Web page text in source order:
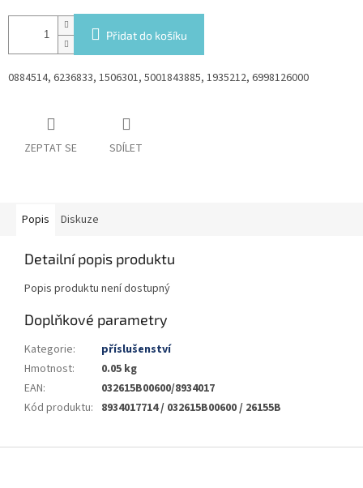
Přidat do košíku
0884514, 6236833, 1506301, 5001843885, 1935212, 6998126000
ZEPTAT SE SDÍLET
Popis Diskuze
Detailní popis produktu
Popis produktu není dostupný
Doplňkové parametry
Kategorie:
příslušenství
Hmotnost:
0.05 kg
EAN:
032615B00600/8934017
Kód produktu: 8934017714 / 032615B00600 / 26155B